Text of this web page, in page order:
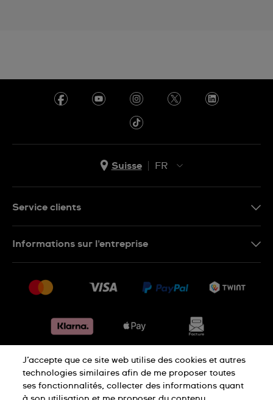
Suisse
FR
IT
Service clients
Retours
Conditions de vente
Informations sur l'entreprise
Jobs
Déclaration de confidentialité
J’accepte que ce site web utilise des cookies et autres
technologies similaires afin de me proposer toutes
ses fonctionnalités, collecter des informations quant